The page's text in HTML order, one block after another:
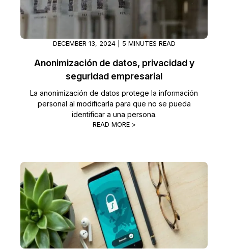
DECEMBER 13, 2024 | 5 MINUTES READ
Anonimización de datos, privacidad y
seguridad empresarial
La anonimización de datos protege la información
personal al modificarla para que no se pueda
identificar a una persona.
READ MORE >